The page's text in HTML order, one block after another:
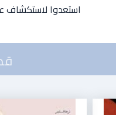
استعدوا لاستكشاف